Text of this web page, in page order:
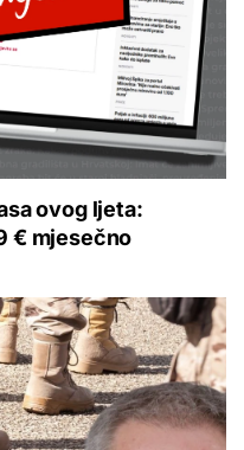
ovog ljeta:
€ mjesečno